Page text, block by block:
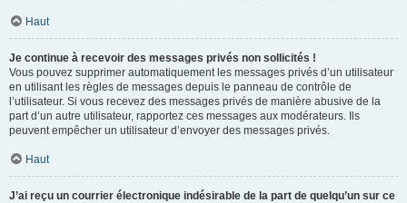
Haut
Je continue à recevoir des messages privés non sollicités !
Vous pouvez supprimer automatiquement les messages privés d’un utilisateur
en utilisant les règles de messages depuis le panneau de contrôle de
l’utilisateur. Si vous recevez des messages privés de manière abusive de la
part d’un autre utilisateur, rapportez ces messages aux modérateurs. Ils
peuvent empêcher un utilisateur d’envoyer des messages privés.
Haut
J’ai reçu un courrier électronique indésirable de la part de quelqu’un sur ce